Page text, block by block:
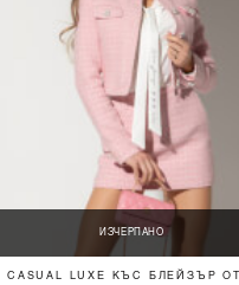
ИЗЧЕРПАНО
CASUAL LUXE КЪС БЛЕЙЗЪР ОТ